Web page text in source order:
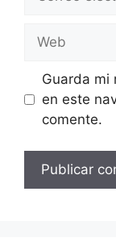
Web
Guarda mi
en este
comente.